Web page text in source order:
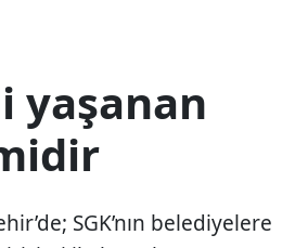
yaşanan
SGK’nın belediyelere